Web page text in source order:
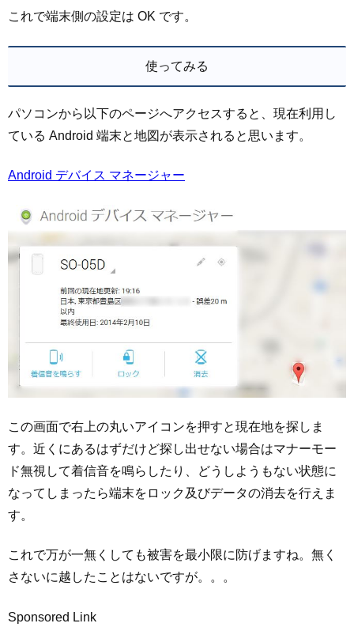
これで端末側の設定は OK です。
使ってみる
パソコンから以下のページへアクセスすると、現在利用し
ている Android 端末と地図が表示されると思います。
Android デバイス マネージャー
この画面で右上の丸いアイコンを押すと現在地を探しま
す。近くにあるはずだけど探し出せない場合はマナーモー
ド無視して着信音を鳴らしたり、どうしようもない状態に
なってしまったら端末をロック及びデータの消去を行えま
す。
これで万が一無くしても被害を最小限に防げますね。無く
さないに越したことはないですが。。。
Sponsored Link